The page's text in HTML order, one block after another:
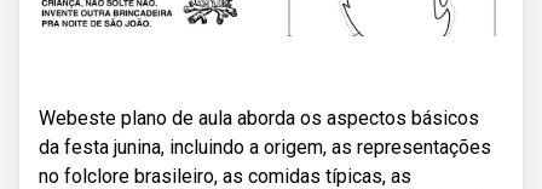
Webeste plano de aula aborda os aspectos básicos
da festa junina, incluindo a origem, as representações
no folclore brasileiro, as comidas típicas, as